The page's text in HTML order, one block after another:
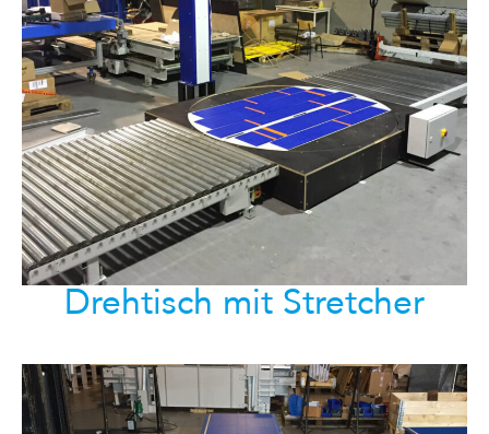
Drehtisch mit Stretcher